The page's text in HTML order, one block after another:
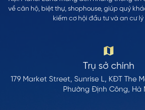
về căn hộ, biệt thự, shophouse, giúp quý
kiếm cơ hội đầu tư và an cư
Trụ sở chính
179 Market Street, Sunrise L, KĐT The
Phường Định Công, Hà